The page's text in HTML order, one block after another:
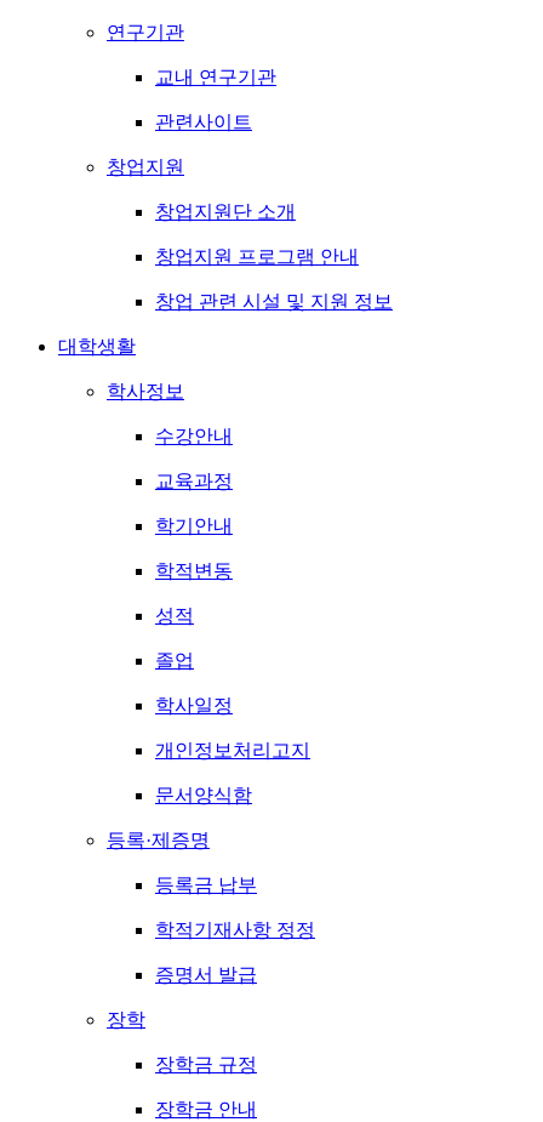
연구기관
교내 연구기관
관련사이트
창업지원
창업지원단 소개
창업지원 프로그램 안내
창업 관련 시설 및 지원 정보
대학생활
학사정보
수강안내
교육과정
학기안내
학적변동
성적
졸업
학사일정
개인정보처리고지
문서양식함
등록·제증명
등록금 납부
학적기재사항 정정
증명서 발급
장학
장학금 규정
장학금 안내